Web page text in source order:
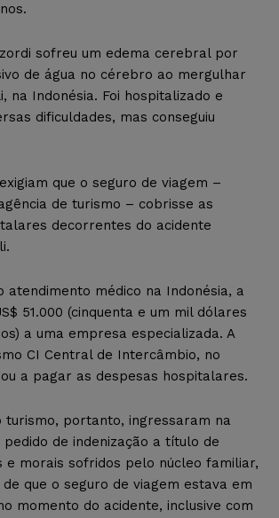
sofreu um edema cerebral por
de água no cérebro ao mergulhar
na Indonésia. Foi hospitalizado e
dificuldades, mas conseguiu
que o seguro de viagem –
de turismo – cobrisse as
decorrentes do acidente
atendimento médico na Indonésia, a
51.000 (cinquenta e um mil dólares
a uma empresa especializada. A
CI Central de Intercâmbio, no
a pagar as despesas hospitalares.
turismo, portanto, ingressaram na
de indenização a título de
e morais sofridos pelo núcleo familiar,
que o seguro de viagem estava em
momento do acidente, inclusive com